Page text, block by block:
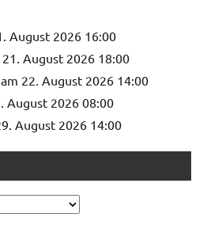
August 2026 16:00
August 2026 18:00
am 22. August 2026 14:00
August 2026 08:00
August 2026 14:00